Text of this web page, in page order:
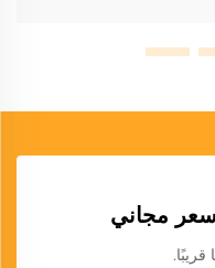
مجاني